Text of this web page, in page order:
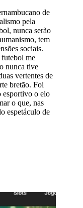
de
pela
nunca serão
tem
sociais.
me
nunca tive
vertentes de
bretão. Foi
esportivo o elo
o que, nas
espetáculo de